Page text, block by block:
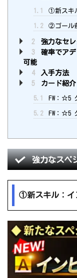
1.1 ①新スキ
1.2 ②ゴール
2
強力なセレ
3
確率でア
可能
4
入手方法
5
カード紹介
5.1 FW：☆5
5.2 FW：☆5
強力なスペ
①新スキル：イ